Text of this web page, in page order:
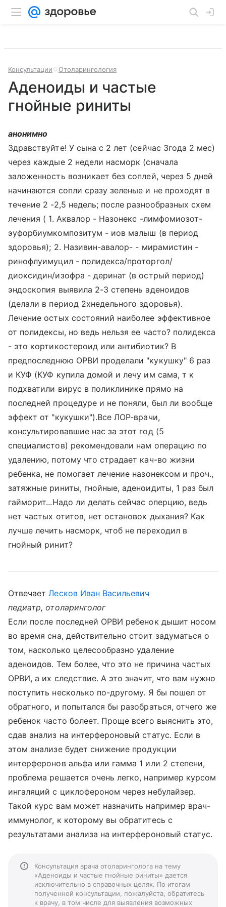
Консультации Отоларингология
Аденоиды и частые
гнойные риниты
анонимно
Здравствуйте! У сына с 2 лет (сейчас 3года 2 мес)
через каждые 2 недели насморк (сначала
заложенность возникает без соплей, через 5 дней
начинаются сопли сразу зеленые и не проходят в
течение 2 -2,5 недель; после разнообразных схем
лечения ( 1. Аквалор - Назонекс -лимфомиозот-
эуфорбиумкомпозитум - иов малыш (в период
здоровья); 2. Називин-авалор- - мирамистин -
ринофлуимуцил - полидекса/проторгол/
диоксидин/изофра - деринат (в острый период)
эндоскопия выявила 2-3 степень аденоидов
(делали в период 2хнедельного здоровья).
Лечение остых состояний наиболее эффективное
от полидексы, но ведь нельзя ее часто? полидекса
- это кортикостероид или антибиотик? В
предпоследнюю ОРВИ проделали "кукушку" 6 раз
и КУФ (КУФ купила домой и лечу им сама, т к
подхватили вирус в поликлинике прямо на
последней процедуре и не поняли, был ли вообще
эффект от "кукушки").Все ЛОР-врачи,
консультировавшие нас за этот год (5
специалистов) рекомендовали нам операцию по
удалению, потому что страдает кач-во жизни
ребенка, не помогает лечение назонексом и проч.,
затяжные риниты, гнойные, аденоидиты, 1 раз был
гайморит...Надо ли делать сейчас оперцию, ведь
нет частых отитов, нет остановок дыхания? Как
лучше лечить насморк, чтоб не переходил в
гнойный ринит?
ОтвечаетЛесков Иван Васильевич
педиатр, отоларинголог
Если после последней ОРВИ ребенок дышит носом
во время сна, действительно стоит задуматься о
том, насколько целесообразно удаление
аденоидов. Тем более, что это не причина частых
ОРВИ, а их следствие. А это значит, что вам нужно
поступить несколько по-другому. Я бы пошел от
обратного, и попытался бы разобраться, отчего же
ребенок часто болеет. Проще всего выяснить это,
сдав анализ на интерфероновый статус. Если в
этом анализе будет снижение продукции
интерферонов альфа или гамма 1 или 2 степени,
проблема решается очень легко, например курсом
ингаляций с циклофероном через небулайзер.
Такой курс вам может назначить например врач-
иммунолог, к которому вы обратитесь с
результатами анализа на интерфероновый статус.
Консультация врача отоларинголога на тему
«Аденоиды и частые гнойные риниты» дается
исключительно в справочных целях. По итогам
полученной консультации, пожалуйста, обратитесь
к врачу, в том числе для выявления возможных